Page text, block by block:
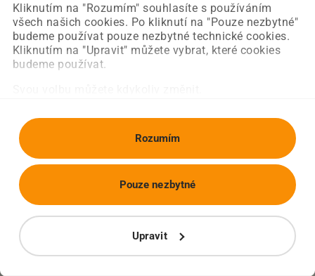
Kliknutím na "Rozumím" souhlasíte s používáním
všech našich cookies. Po kliknutí na "Pouze nezbytné"
budeme používat pouze nezbytné technické cookies.
Kliknutím na "Upravit" můžete vybrat, které cookies
budeme používat.
Rozumím
Upravit
Pouze nezbytné
Obnovit stránku Úvodní strana